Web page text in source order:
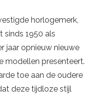
horlogemerk,
sinds 1950 als
jaar opnieuw nieuwe
modellen presenteert.
toe aan de oudere
deze tijdloze stijl